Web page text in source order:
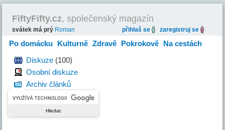
FiftyFifty.cz, společenský magazín
svátek má prý Roman přihlaš se zaregistruj se
Po domácku Kulturně Zdravě Pokrokově Na cestách
HravěDiskuze (100)
Osobní diskuze
Archiv článků